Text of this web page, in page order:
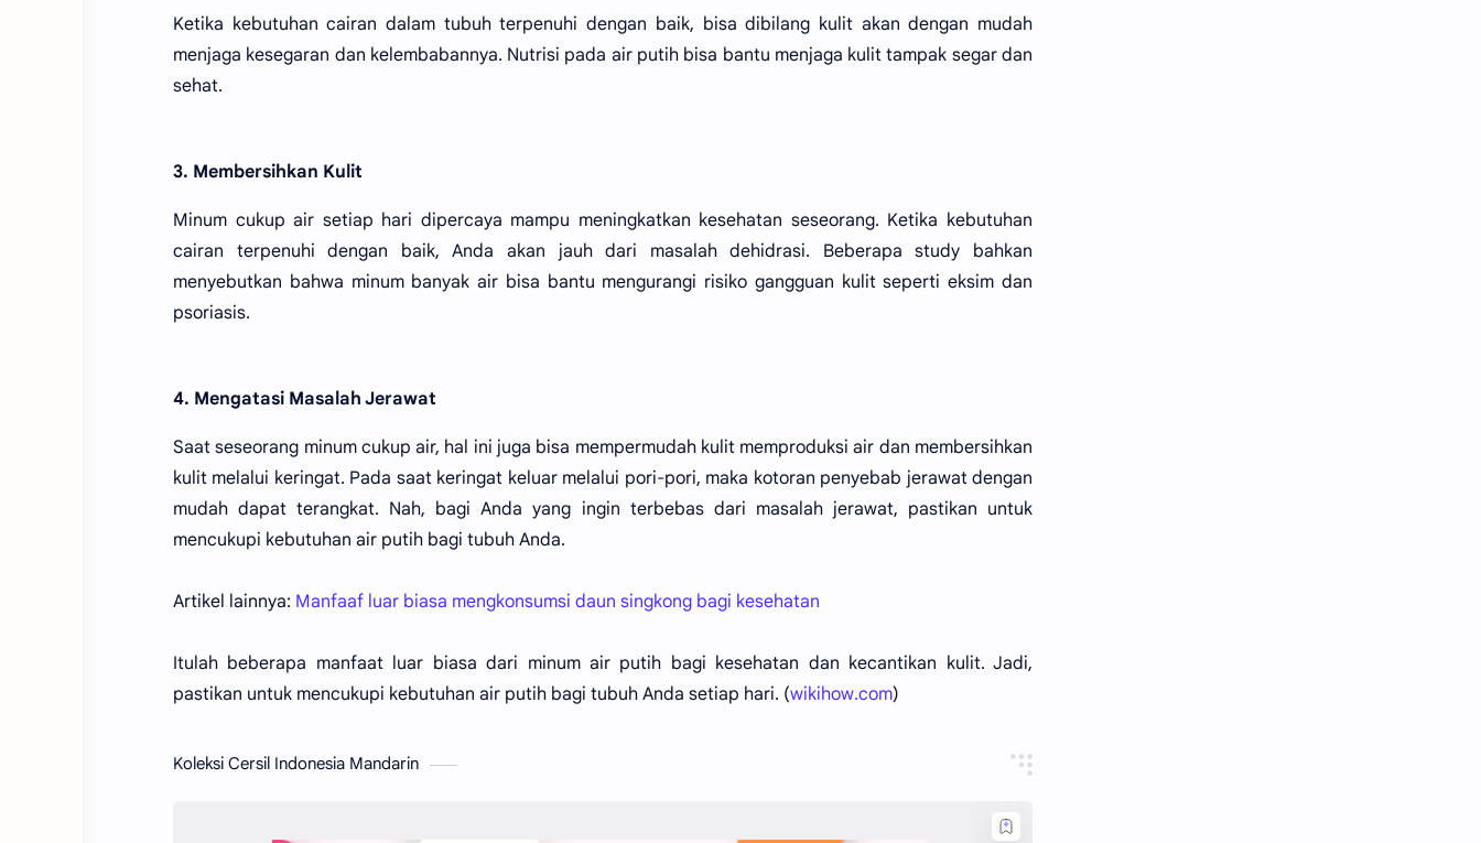
Ketika kebutuhan cairan dalam tubuh terpenuhi dengan baik, bisa dibilang kulit akan dengan mudah
menjaga kesegaran dan kelembabannya. Nutrisi pada air putih bisa bantu menjaga kulit tampak segar dan
sehat.
3. Membersihkan Kulit
Minum cukup air setiap hari dipercaya mampu meningkatkan kesehatan seseorang. Ketika kebutuhan
cairan terpenuhi dengan baik, Anda akan jauh dari masalah dehidrasi. Beberapa study bahkan
menyebutkan bahwa minum banyak air bisa bantu mengurangi risiko gangguan kulit seperti eksim dan
psoriasis.
4. Mengatasi Masalah Jerawat
Saat seseorang minum cukup air, hal ini juga bisa mempermudah kulit memproduksi air dan membersihkan
kulit melalui keringat. Pada saat keringat keluar melalui pori-pori, maka kotoran penyebab jerawat dengan
mudah dapat terangkat. Nah, bagi Anda yang ingin terbebas dari masalah jerawat, pastikan untuk
mencukupi kebutuhan air putih bagi tubuh Anda.
Artikel lainnya: Manfaaf luar biasa mengkonsumsi daun singkong bagi kesehatan
Itulah beberapa manfaat luar biasa dari minum air putih bagi kesehatan dan kecantikan kulit. Jadi,
pastikan untuk mencukupi kebutuhan air putih bagi tubuh Anda setiap hari. (wikihow.com)
Koleksi Cersil Indonesia Mandarin